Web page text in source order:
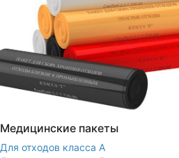
Медицинские пакеты
Для отходов класса А